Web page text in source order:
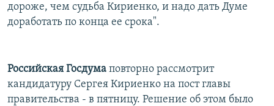
СОЦИАЛЬНЫЕ СЕТИ
Все сайты РСЕ/РС
дороже, чем судьба Кириенко, и надо дать Думе
доработать по конца ее срока".
Российская Госдума повторно рассмотрит
кандидатуру Сергея Кириенко на пост главы
правительства - в пятницу. Решение об этом было